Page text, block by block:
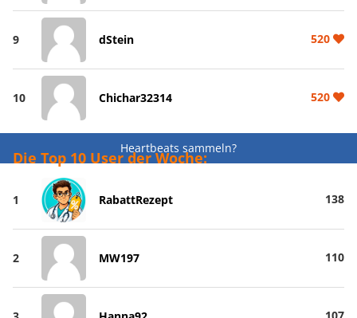
9 dStein 520
10 Chichar32314 520
Heartbeats sammeln?
Die Top 10 User der Woche:
1 RabattRezept 138
2 MW197 110